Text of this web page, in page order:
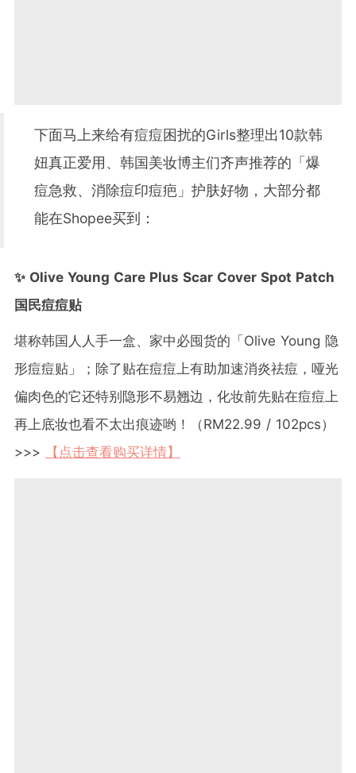
下面马上来给有痘痘困扰的Girls整理出10款韩
妞真正爱用、韩国美妆博主们齐声推荐的「爆
痘急救、消除痘印痘疤」护肤好物，大部分都
能在Shopee买到：
✨ Olive Young Care Plus Scar Cover Spot Patch
国民痘痘贴
堪称韩国人人手一盒、家中必囤货的「Olive Young 隐
形痘痘贴」；除了贴在痘痘上有助加速消炎祛痘，哑光
偏肉色的它还特别隐形不易翘边，化妆前先贴在痘痘上
再上底妆也看不太出痕迹哟！（RM22.99 / 102pcs）
>>>
【点击查看购买详情】